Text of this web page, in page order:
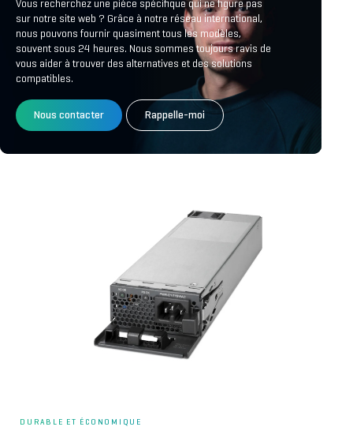
Vous recherchez une pièce spécifique qui ne figure pas
sur notre site web ? Grâce à notre réseau international,
nous pouvons fournir quasiment tous les modèles,
souvent sous 24 heures. Nous sommes toujours ravis de
vous aider à trouver des alternatives et des solutions
compatibles.
Nous contacter Rappelle-moi
DURABLE ET ÉCONOMIQUE